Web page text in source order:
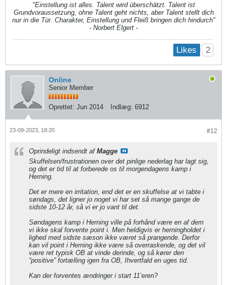
"Einstellung ist alles. Talent wird überschätzt. Talent ist
Grundvoraussetzung, ohne Talent geht nichts, aber Talent stellt dich
nur in die Tür. Charakter, Einstellung und Fleiß bringen dich hindurch"
- Norbert Elgert -
Likes 2
Online
Senior Member
Oprettet: Jun 2014 Indlæg: 6912
#12
23-09-2023, 18:20
Oprindeligt indsendt af Magge
Skuffelsen/frustrationen over det pinlige nederlag har lagt sig,
og det er tid til at forberede os til morgendagens kamp i
Herning.
Det er mere en irritation, end det er en skuffelse at vi tabte i
søndags, det ligner jo noget vi har set så mange gange de
sidste 10-12 år, så vi er jo vant til det.
Søndagens kamp i Herning ville på forhånd være en af dem
vi ikke skal forvente point i. Men heldigvis er herningholdet i
lighed med sidste sæson ikke været så prangende. Derfor
kan vil point i Herning ikke være så overraskende, og det vil
være ret typisk OB at vinde derinde, og så kører den
“positive” fortælling igen fra OB, Ihvertfald en uges tid.
Kan der forventes ændringer i start 11’eren?